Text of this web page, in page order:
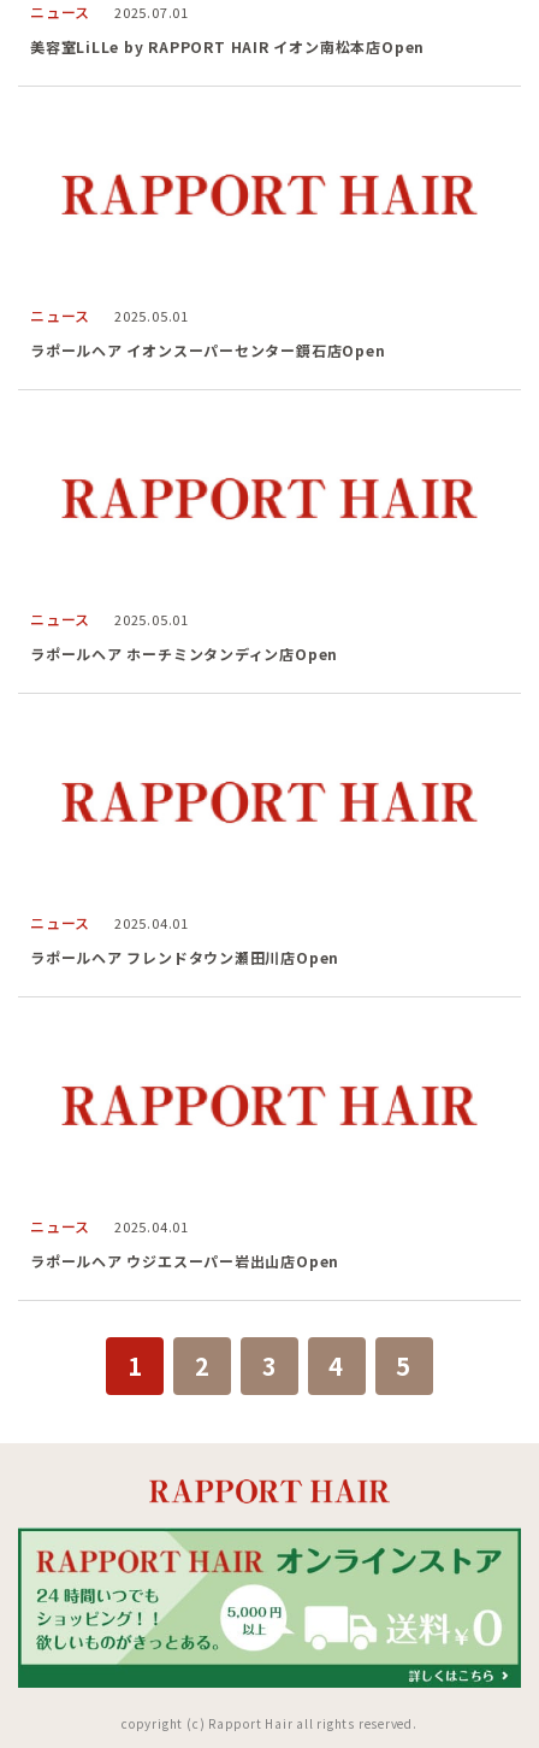
ニュース 2025.07.01
美容室LiLLe by RAPPORT HAIR イオン南松本店Open
ニュース 2025.05.01
ラポールヘア イオンスーパーセンター鏡石店Open
ニュース 2025.05.01
ラポールヘア ホーチミンタンディン店Open
ニュース 2025.04.01
ラポールヘア フレンドタウン瀬田川店Open
ニュース 2025.04.01
ラポールヘア ウジエスーパー岩出山店Open
1 2 3 4 5
copyright (c) Rapport Hair all rights reserved.